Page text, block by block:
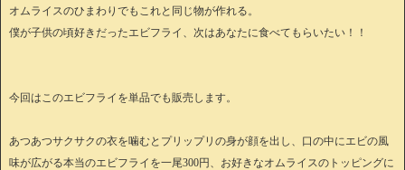
オムライスのひまわりでもこれと同じ物が作れる。
僕が子供の頃好きだったエビフライ、次はあなたに食べてもらいたい！！
今回はこのエビフライを単品でも販売します。
あつあつサクサクの衣を噛むとプリップリの身が顔を出し、口の中にエビの風
味が広がる本当のエビフライを一尾300円、お好きなオムライスのトッピングに